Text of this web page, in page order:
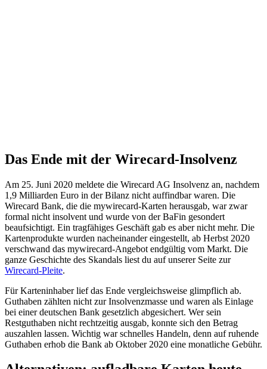
Das Ende mit der Wirecard-Insolvenz
Am 25. Juni 2020 meldete die Wirecard AG Insolvenz an, nachdem
1,9 Milliarden Euro in der Bilanz nicht auffindbar waren. Die
Wirecard Bank, die die mywirecard-Karten herausgab, war zwar
formal nicht insolvent und wurde von der BaFin gesondert
beaufsichtigt. Ein tragfähiges Geschäft gab es aber nicht mehr. Die
Kartenprodukte wurden nacheinander eingestellt, ab Herbst 2020
verschwand das mywirecard-Angebot endgültig vom Markt. Die
ganze Geschichte des Skandals liest du auf unserer Seite zur
Wirecard-Pleite.
Für Karteninhaber lief das Ende vergleichsweise glimpflich ab.
Guthaben zählten nicht zur Insolvenzmasse und waren als Einlage
bei einer deutschen Bank gesetzlich abgesichert. Wer sein
Restguthaben nicht rechtzeitig ausgab, konnte sich den Betrag
auszahlen lassen. Wichtig war schnelles Handeln, denn auf ruhende
Guthaben erhob die Bank ab Oktober 2020 eine monatliche Gebühr.